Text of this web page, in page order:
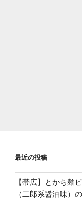
最近の投稿
【帯広】とかち麺
（二郎系醤油味）